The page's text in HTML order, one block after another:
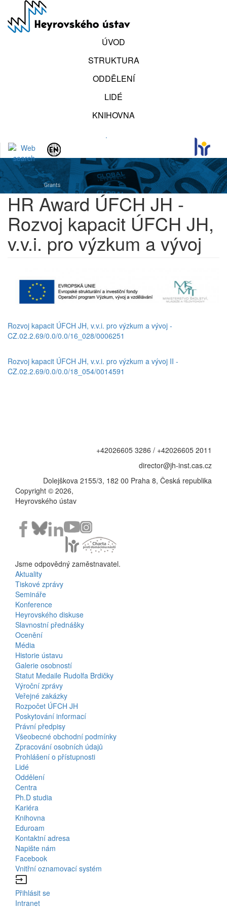
hlavnímu
obsahu
ÚVOD
STRUKTURA
ODDĚLENÍ
LIDÉ
KNIHOVNA
.
HR Award ÚFCH JH -
Rozvoj kapacit ÚFCH JH,
v.v.i. pro výzkum a vývoj
Rozvoj kapacit ÚFCH JH, v.v.i. pro výzkum a vývoj -
CZ.02.2.69/0.0/0.0/16_028/0006251
Rozvoj kapacit ÚFCH JH, v.v.i. pro výzkum a vývoj II -
CZ.02.2.69/0.0/0.0/18_054/0014591
+42026605 3286 / +42026605 2011
director@jh-inst.cas.cz
Dolejškova 2155/3, 182 00 Praha 8, Česká republika
Copyright © 2026,
Heyrovského ústav
Jsme odpovědný zaměstnavatel.
Bottom
Menu
Activities
Aktuality
Tiskové zprávy
Semináře
Konference
Heyrovského diskuse
Slavnostní přednášky
Ocenění
Média
Historie ústavu
Galerie osobností
Statut Medaile Rudolfa Brdičky
Bottom
Menu
About
Us
Výroční zprávy
Veřejné zakázky
Rozpočet ÚFCH JH
Poskytování informací
Právní předpisy
Všeobecné obchodní podmínky
Zpracování osobních údajů
Prohlášení o přístupnosti
Bottom
Menu
Contacts
Lidé
Oddělení
Centra
Ph.D studia
Kariéra
Knihovna
Eduroam
Kontaktní adresa
Napište nám
Facebook
Vnitřní oznamovací systém
input
Přihlásit se
Intranet